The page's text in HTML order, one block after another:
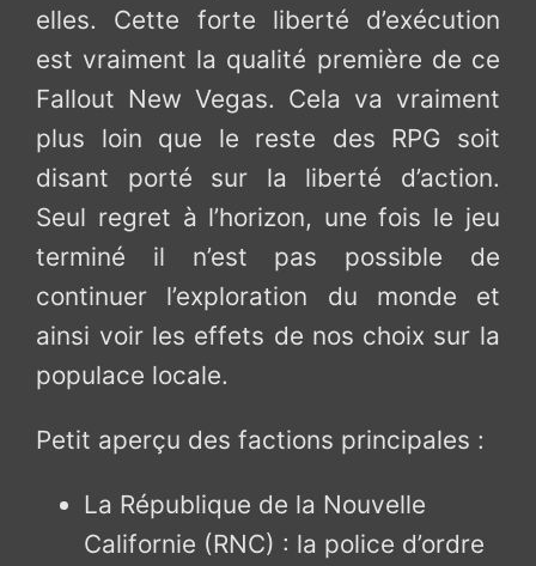
elles. Cette forte liberté d’exécution
est vraiment la qualité première de ce
Fallout New Vegas. Cela va vraiment
plus loin que le reste des RPG soit
disant porté sur la liberté d’action.
Seul regret à l’horizon, une fois le jeu
terminé il n’est pas possible de
continuer l’exploration du monde et
ainsi voir les effets de nos choix sur la
populace locale.
Petit aperçu des factions principales :
La République de la Nouvelle
Californie (RNC) : la police d’ordre